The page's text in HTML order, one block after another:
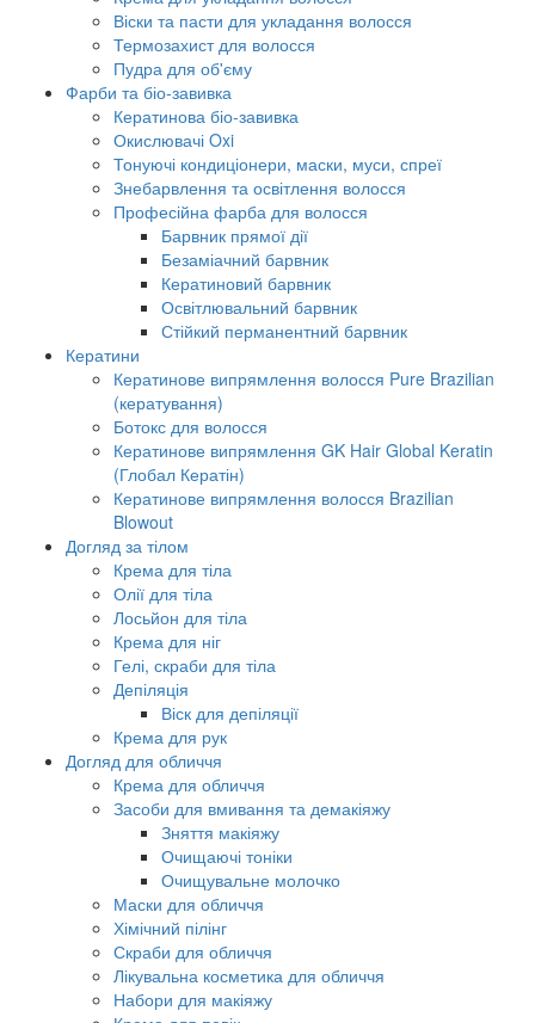
Віски та пасти для укладання волосся
Термозахист для волосся
Пудра для об'єму
Фарби та біо-завивка
Кератинова біо-завивка
Окислювачі Oxi
Тонуючі кондиціонери, маски, муси, спреї
Знебарвлення та освітлення волосся
Професійна фарба для волосся
Барвник прямої дії
Безаміачний барвник
Кератиновий барвник
Освітлювальний барвник
Стійкий перманентний барвник
Кератини
Кератинове випрямлення волосся Pure Brazilian
(кератування)
Ботокс для волосся
Кератинове випрямлення GK Hair Global Keratin
(Глобал Кератін)
Кератинове випрямлення волосся Brazilian
Blowout
Догляд за тілом
Крема для тіла
Олії для тіла
Лосьйон для тіла
Крема для ніг
Гелі, скраби для тіла
Депіляція
Віск для депіляції
Крема для рук
Догляд для обличчя
Крема для обличчя
Засоби для вмивання та демакіяжу
Зняття макіяжу
Очищаючі тоніки
Очищувальне молочко
Маски для обличчя
Хімічний пілінг
Скраби для обличчя
Лікувальна косметика для обличчя
Набори для макіяжу